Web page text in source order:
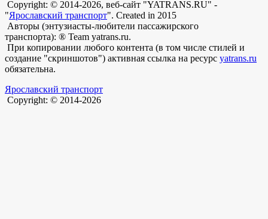
Copyright: © 2014-2026, веб-сайт "YATRANS.RU" -
"Ярославский транспорт". Created in 2015
Авторы (энтузиасты-любители пассажирского
транспорта): ® Team yatrans.ru.
При копировании любого контента (в том числе стилей и
создание "скриншотов") активная ссылка на ресурс yatrans.ru
обязательна.
Ярославский транспорт
Copyright: © 2014-2026